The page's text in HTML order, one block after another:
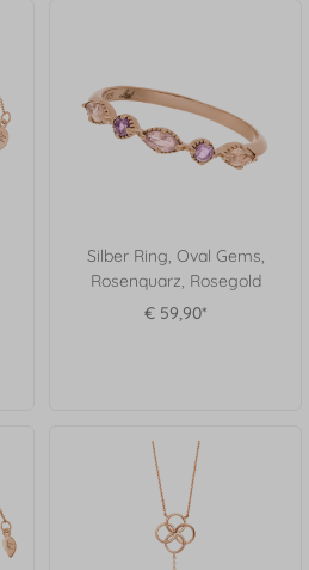
Silber Ring, Oval Gems,
Rosenquarz, Rosegold
€ 59,90*